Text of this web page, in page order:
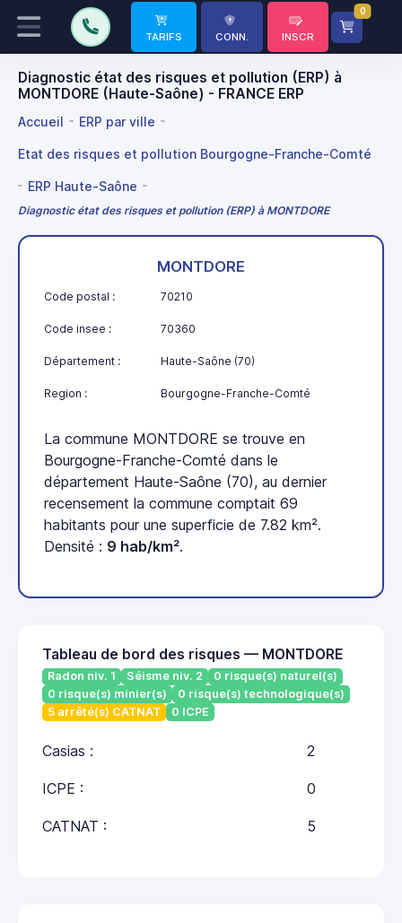
TARIFS CONN. INSCR
0
Diagnostic état des risques et pollution (ERP) à
MONTDORE (Haute-Saône) - FRANCE ERP
Accueil ERP par ville
Etat des risques et pollution Bourgogne-Franche-Comté
ERP Haute-Saône
Diagnostic état des risques et pollution (ERP) à MONTDORE
MONTDORE
Code postal : 70210
Code insee : 70360
Département : Haute-Saône (70)
Region : Bourgogne-Franche-Comté
La commune MONTDORE se trouve en
Bourgogne-Franche-Comté dans le
département Haute-Saône (70), au dernier
recensement la commune comptait 69
habitants pour une superficie de 7.82 km².
Densité : 9 hab/km².
Tableau de bord des risques — MONTDORE
Radon niv. 1 Séisme niv. 2
0 risque(s) naturel(s)
0 risque(s) minier(s)
0 risque(s) technologique(s)
5 arrêté(s) CATNAT
0 ICPE
Casias : 2
ICPE : 0
CATNAT : 5